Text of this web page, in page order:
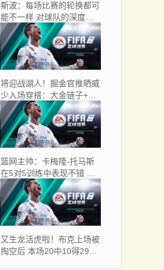
斯波：每场比赛的轮换都可
能不一样 对球队的深度感
到非常满意
将迎战湖人！掘金官推晒威
少入场穿搭：大金链子+小
手表非常帅酷
篮网主帅：卡梅隆-托马斯
在5对5训练中表现不错 将
很快回归
又生龙活虎啦！布克上场被
掏空后 本场20中10得29分